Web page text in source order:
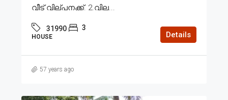
വീട് വില്പനക്ക്. 2.വില...
31990 3
HOUSE Details
57 years ago